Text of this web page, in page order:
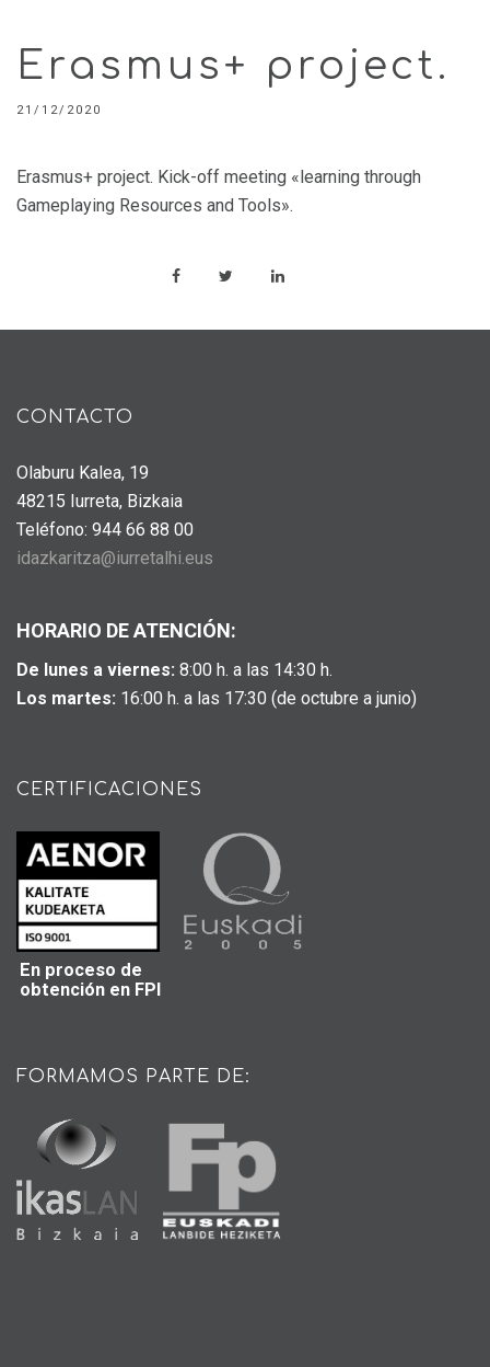
Erasmus+ project.
21/12/2020
Erasmus+ project. Kick-off meeting «learning through
Gameplaying Resources and Tools».
CONTACTO
Olaburu Kalea, 19
48215 Iurreta, Bizkaia
Teléfono: 944 66 88 00
idazkaritza@iurretalhi.eus
HORARIO DE ATENCIÓN:
De lunes a viernes: 8:00 h. a las 14:30 h.
Los martes: 16:00 h. a las 17:30 (de octubre a junio)
CERTIFICACIONES
En proceso de
obtención en FPI
FORMAMOS PARTE DE: